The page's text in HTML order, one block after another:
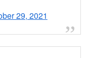
29, 2021